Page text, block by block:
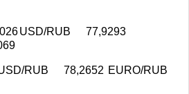
USD/RUB
77,9293
RUB 78,2652 EURO/RUB